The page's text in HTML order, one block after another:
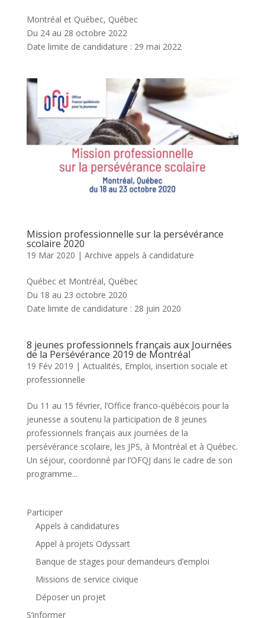
Montréal et Québec, Québec
Du 24 au 28 octobre 2022
Date limite de candidature : 29 mai 2022
Mission professionnelle sur la persévérance
scolaire 2020
19 Mar 2020 | Archive appels à candidature
Québec et Montréal, Québec
Du 18 au 23 octobre 2020
Date limite de candidature : 28 juin 2020
8 jeunes professionnels français aux Journées
de la Persévérance 2019 de Montréal
19 Fév 2019 | Actualités, Emploi, insertion sociale et
professionnelle
Du 11 au 15 février, l’Office franco-québécois pour la
jeunesse a soutenu la participation de 8 jeunes
professionnels français aux journées de la
persévérance scolaire, les JPS, à Montréal et à Québec.
Un séjour, coordonné par l’OFQJ dans le cadre de son
programme...
Participer
Appels à candidatures
Appel à projets Odyssart
Banque de stages pour demandeurs d’emploi
Missions de service civique
Déposer un projet
S’informer